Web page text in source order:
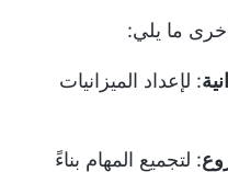
ما يلي:
: لإعداد الميزانيات
: لتجميع المهام بناءً